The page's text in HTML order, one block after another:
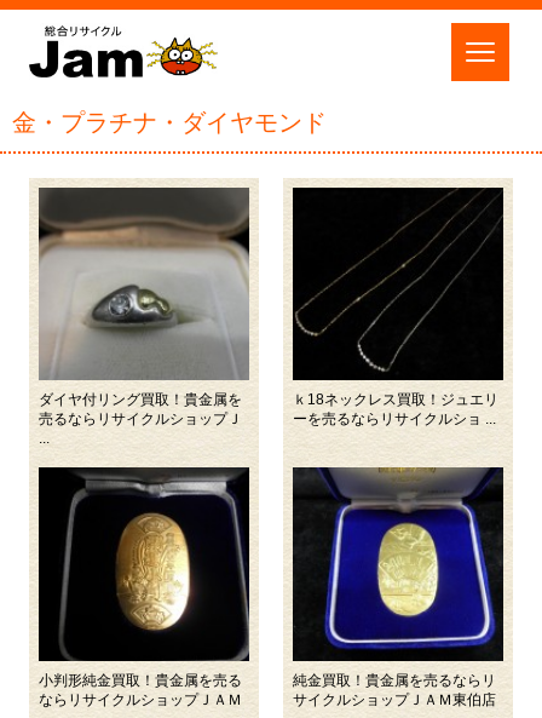
金・プラチナ・ダイヤモンド
ダイヤ付リング買取！貴金属を
売るならリサイクルショップＪ
...
ｋ18ネックレス買取！ジュエリ
ーを売るならリサイクルショ ...
小判形純金買取！貴金属を売る
ならリサイクルショップＪＡＭ
純金買取！貴金属を売るならリ
サイクルショップＪＡＭ東伯店